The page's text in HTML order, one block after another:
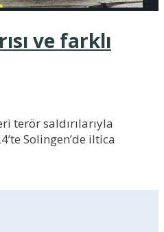
ve farklı
terör saldırılarıyla
Solingen’de iltica